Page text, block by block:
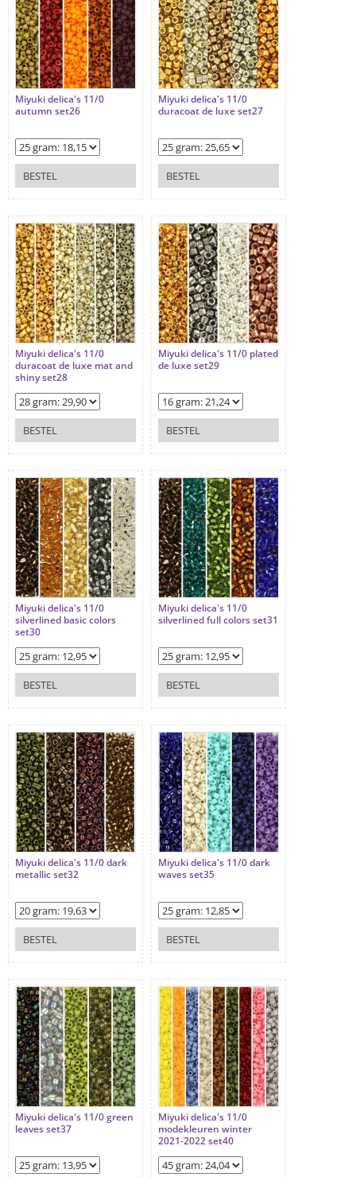
Miyuki delica's 11/0
autumn set26
BESTEL
Miyuki delica's 11/0
duracoat de luxe set27
BESTEL
Miyuki delica's 11/0
duracoat de luxe mat and
shiny set28
BESTEL
Miyuki delica's 11/0 plated
de luxe set29
BESTEL
Miyuki delica's 11/0
silverlined basic colors
set30
BESTEL
Miyuki delica's 11/0
silverlined full colors set31
BESTEL
Miyuki delica's 11/0 dark
metallic set32
BESTEL
Miyuki delica's 11/0 dark
waves set35
BESTEL
Miyuki delica's 11/0 green
leaves set37
Miyuki delica's 11/0
modekleuren winter
2021-2022 set40